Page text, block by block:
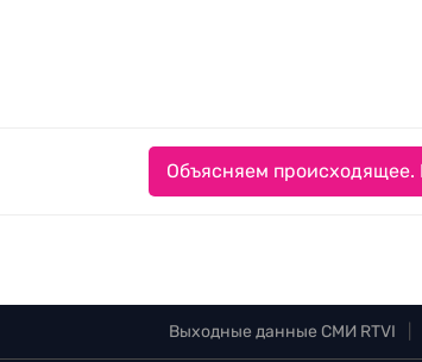
Объясняем происходящее.
Выходные данные СМИ RTVI